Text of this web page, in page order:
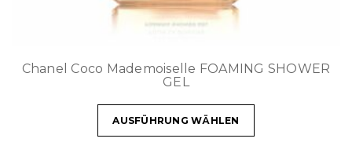
Chanel Coco Mademoiselle FOAMING SHOWER
GEL
AUSFÜHRUNG WÄHLEN